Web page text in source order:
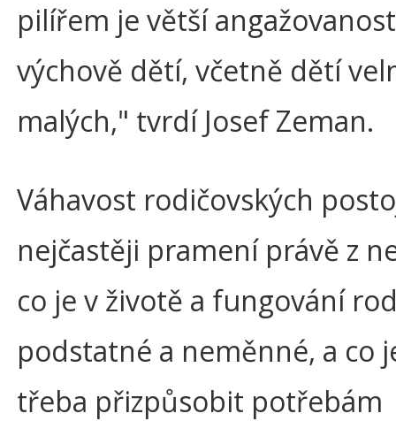
pilířem je větší
výchově dětí, včetně dětí
malých," tvrdí Josef Zeman.
Váhavost rodičovských
nejčastěji pramení právě z
co je v životě a fungování
podstatné a neměnné, a co
třeba přizpůsobit potřebám